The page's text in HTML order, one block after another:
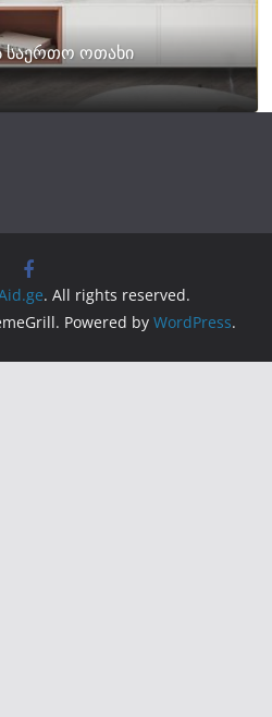
საერთო ოთახი
. All rights reserved.
Powered by WordPress.